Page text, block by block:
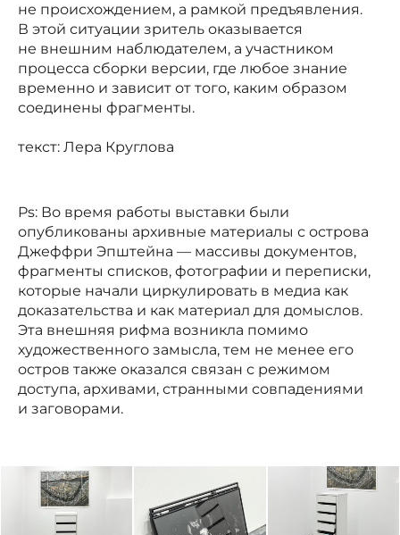
не происхождением, а рамкой предъявления.
В этой ситуации зритель оказывается
не внешним наблюдателем, а участником
процесса сборки версии, где любое знание
временно и зависит от того, каким образом
соединены фрагменты.
текст: Лера Круглова
Ps: Во время работы выставки были
опубликованы архивные материалы с острова
Джеффри Эпштейна — массивы документов,
фрагменты списков, фотографии и переписки,
которые начали циркулировать в медиа как
доказательства и как материал для домыслов.
Эта внешняя рифма возникла помимо
художественного замысла, тем не менее его
остров также оказался связан с режимом
доступа, архивами, странными совпадениями
и заговорами.